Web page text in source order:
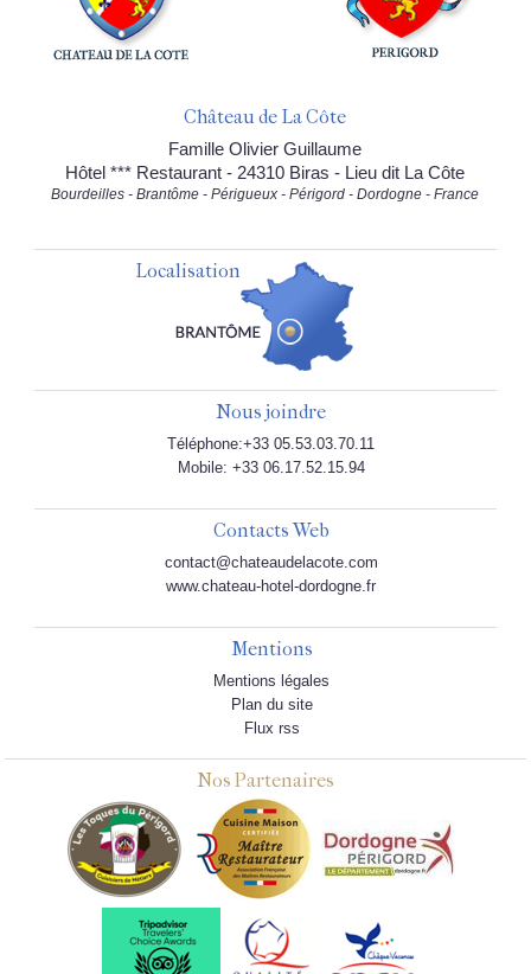
Château de La Côte
Famille Olivier Guillaume
Hôtel *** Restaurant - 24310 Biras - Lieu dit La Côte
Bourdeilles - Brantôme - Périgueux - Périgord - Dordogne - France
Localisation
Nous joindre
Téléphone:+33 05.53.03.70.11
Mobile: +33 06.17.52.15.94
Contacts Web
contact@chateaudelacote.com
www.chateau-hotel-dordogne.fr
Mentions
Mentions légales
Plan du site
Flux rss
Nos Partenaires